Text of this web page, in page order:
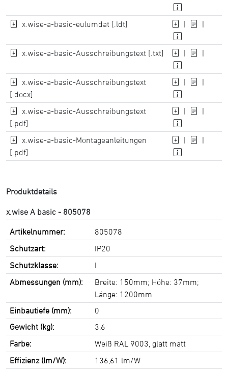
x.wise-a-basic-eulumdat [.ldt] | |
x.wise-a-basic-Ausschreibungstext [.txt] | |
x.wise-a-basic-Ausschreibungstext
[.docx]
| |
x.wise-a-basic-Ausschreibungstext
[.pdf]
| |
x.wise-a-basic-Montageanleitungen
[.pdf]
| |
Produktdetails
x.wise A basic - 805078
Artikelnummer:
805078
Schutzart:
IP20
Schutzklasse:
I
Abmessungen (mm):
Breite: 150mm; Höhe: 37mm;
Länge: 1200mm
Einbautiefe (mm):
0
Gewicht (kg):
3,6
Farbe:
Weiß RAL 9003, glatt matt
Effizienz (lm/W):
136,61 lm/W